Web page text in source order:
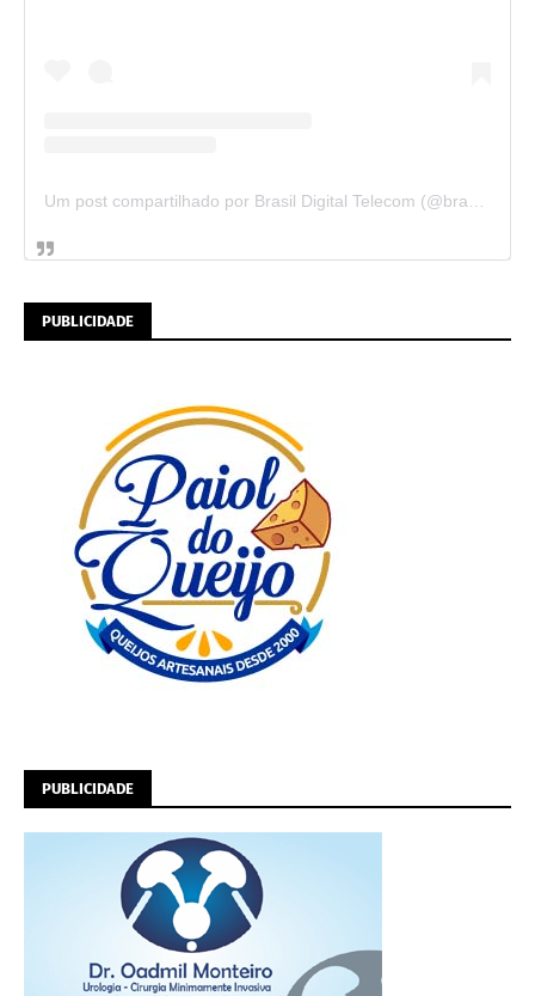
Um post compartilhado por Brasil Digital Telecom (@brasildigitaltelecom)
PUBLICIDADE
PUBLICIDADE